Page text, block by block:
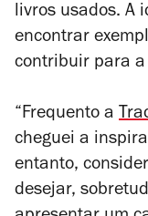
livros usados. A
encontrar
contribuir para
“Frequento a
cheguei a
entanto,
desejar,